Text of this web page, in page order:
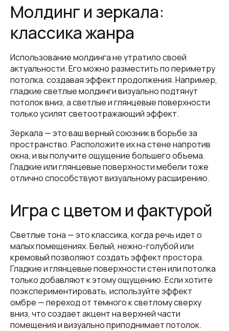
Молдинг и зеркала:
классика жанра
Использование молдинга не утратило своей
актуальности. Его можно разместить по периметру
потолка, создавая эффект продолжения. Например,
гладкие светлые молдинги визуально подтянут
потолок вниз, а светлые и глянцевые поверхности
только усилят светоотражающий эффект.
Зеркала — это ваш верный союзник в борьбе за
пространство. Расположите их на стене напротив
окна, и вы получите ощущение большего объема.
Гладкие или глянцевые поверхности мебели тоже
отлично способствуют визуальному расширению.
Игра с цветом и фактурой
Светлые тона — это классика, когда речь идет о
малых помещениях. Белый, нежно-голубой или
кремовый позволяют создать эффект простора.
Гладкие и глянцевые поверхности стен или потолка
только добавляют к этому ощущению. Если хотите
поэкспериментировать, используйте эффект
омбре — переход от темного к светлому сверху
вниз, что создает акцент на верхней части
помещения и визуально приподнимает потолок.